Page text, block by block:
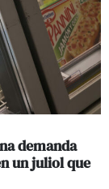
demanda
un juliol que